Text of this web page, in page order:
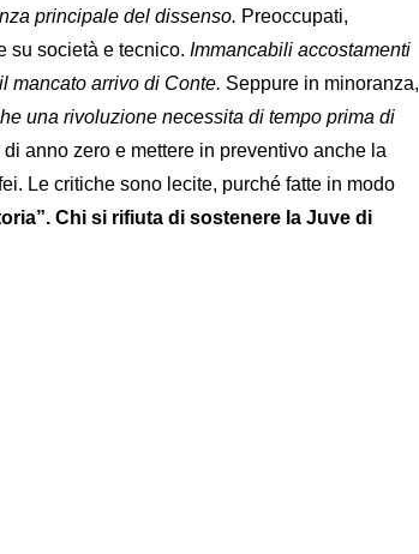
principale del dissenso. Preoccupati,
su società e tecnico. Immancabili accostamenti
mancato arrivo di Conte. Seppure in minoranza,
una rivoluzione necessita di tempo prima di
anno zero e mettere in preventivo anche la
Le critiche sono lecite, purché fatte in modo
Chi si rifiuta di sostenere la Juve di